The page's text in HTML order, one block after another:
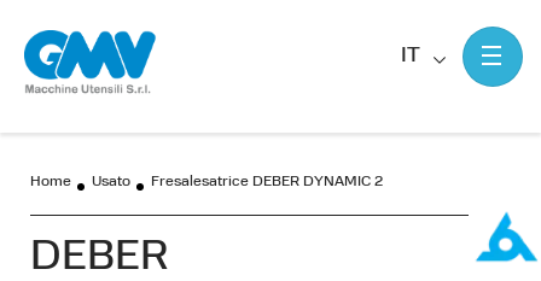
IT
Home Usato Fresalesatrice DEBER DYNAMIC 2
DEBER